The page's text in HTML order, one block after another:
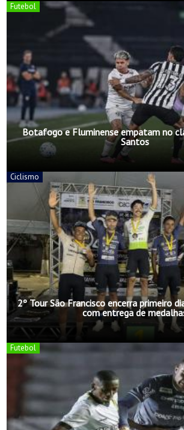
Futebol
Botafogo e Fluminense empatam no
Santos
Ciclismo
2º Tour São Francisco encerra primeiro
com entrega de
Futebol